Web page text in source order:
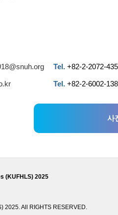
Tel. +82-2-2072-
Tel. +82-2-6002-
사
(KUFHLS) 2025
2025. All RIGHTS RESERVED.